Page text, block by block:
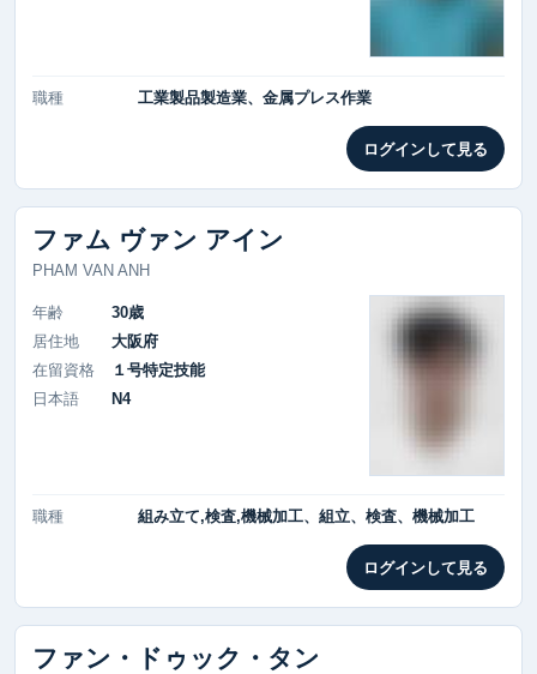
職種 工業製品製造業、金属プレス作業
ログインして見る
ファム ヴァン アイン
PHAM VAN ANH
年齢
30歳
居住地
大阪府
在留資格
１号特定技能
日本語
N4
職種 組み立て,検査,機械加工、組立、検査、機械加工
ログインして見る
ファン・ドゥック・タン